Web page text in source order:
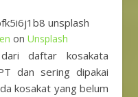
on Unsplash
dan sering dipakai
kosakat yang belum